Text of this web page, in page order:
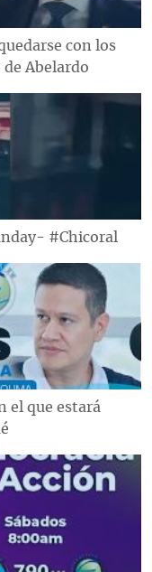
con los
Abelardo
#Chicoral
el que estará